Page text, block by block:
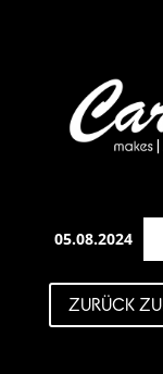
05.08.2024
ZURÜCK